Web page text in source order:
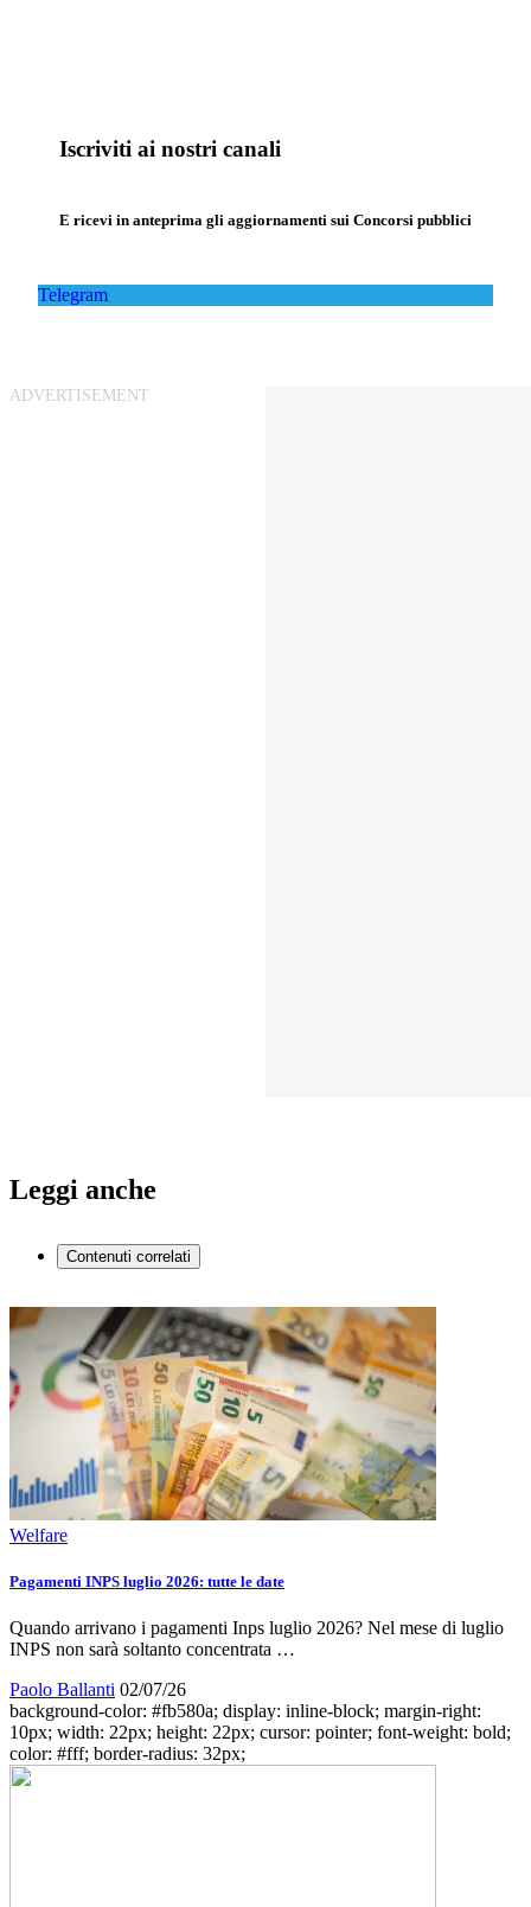
Iscriviti ai nostri canali
E ricevi in anteprima gli aggiornamenti sui Concorsi pubblici
Telegram
Leggi anche
Contenuti correlati
Welfare
Pagamenti INPS luglio 2026: tutte le date
Quando arrivano i pagamenti Inps luglio 2026? Nel mese di luglio
INPS non sarà soltanto concentrata …
Paolo Ballanti 02/07/26
background-color: #fb580a; display: inline-block; margin-right:
10px; width: 22px; height: 22px; cursor: pointer; font-weight: bold;
color: #fff; border-radius: 32px;